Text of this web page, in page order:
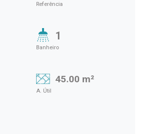
Referência
1
Banheiro
45.00 m²
A. Útil